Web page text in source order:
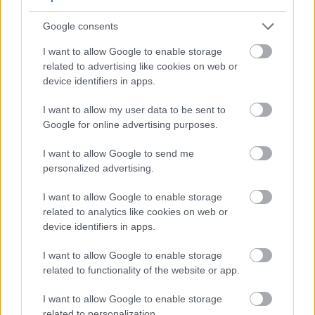
Google consents
I want to allow Google to enable storage
related to advertising like cookies on web or
device identifiers in apps.
I want to allow my user data to be sent to
Google for online advertising purposes.
I want to allow Google to send me
personalized advertising.
I want to allow Google to enable storage
related to analytics like cookies on web or
device identifiers in apps.
I want to allow Google to enable storage
related to functionality of the website or app.
I want to allow Google to enable storage
ноктима. Ово јачање доводи до здравије и
отпорније коже.
Истраживања показују да МСМ може ефикасно
смањити упалу коже, кључни фактор код
многих кожних стања. Такође помаже у
хидратацији коже, што резултира глађом и
еластичнијом текстуром. За оне који се боре са
инфламаторним проблемима коже попут
розацее, МСМ може помоћи у ублажавању
симптома, што доводи до чистијег тена.
Локална примена МСМ-а показала је значајна
побољшања у текстури и изгледу коже.
Корисници често пријављују побољшано опште
здравље коже, приписујући то
трансформативним ефектима МСМ-а. Растућа
популарност МСМ-а у производима за негу коже
привлачност у индустрији лепоте.